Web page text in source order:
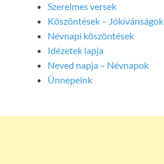
Szerelmes versek
Köszöntések – Jókívánságok
Névnapi köszöntések
Idézetek lapja
Neved napja – Névnapok
Ünnepeink